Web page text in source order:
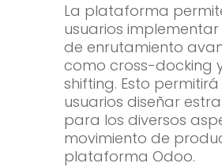
La plataforma
usuarios
de enrutamiento
como cross-docking
shifting. Esto
usuarios diseñar
para los diversos
movimiento de
plataforma Odoo.